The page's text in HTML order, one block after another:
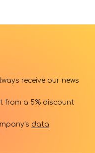
receive our news
from a 5% discount
data